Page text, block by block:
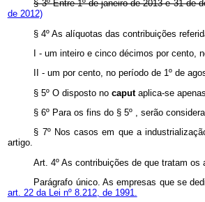
§ 3ºEntre 1ºde janeiro de 2013 e 31 de
de 2012)
§ 4º As alíquotas das contribuições
I - um inteiro e cinco décimos por cento,
II - um por cento, no período de 1º de
§ 5º O disposto nocaputaplica-se
§ 6º Para os fins do § 5º , serão
§ 7º Nos casos em que a
artigo.
Art. 4º As contribuições de que tratam
Parágrafo único. As empresas que se
art. 22 da Lei nº 8.212, de 1991.